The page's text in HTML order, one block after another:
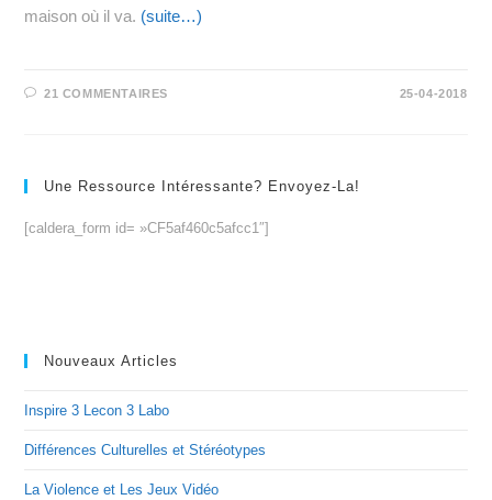
maison où il va. (suite…)
21 COMMENTAIRES 25-04-2018
Une Ressource Intéressante? Envoyez-La!
[caldera_form id= »CF5af460c5afcc1″]
Nouveaux Articles
Inspire 3 Lecon 3 Labo
Différences Culturelles et Stéréotypes
La Violence et Les Jeux Vidéo